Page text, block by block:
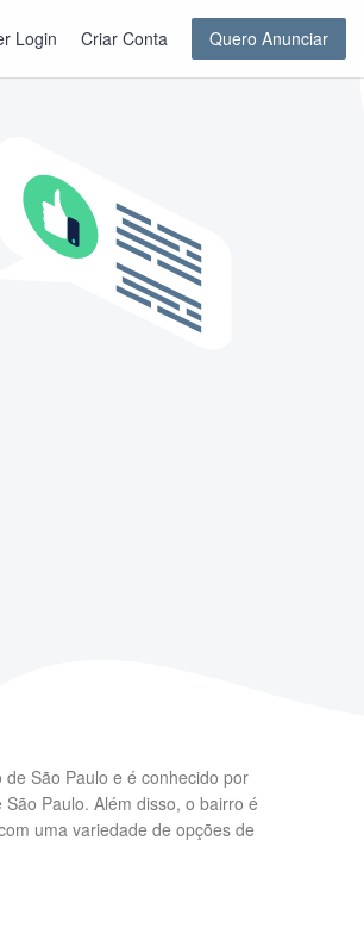
Login Criar Conta Quero Anunciar
São Paulo e é conhecido por
Paulo. Além disso, o bairro é
uma variedade de opções de